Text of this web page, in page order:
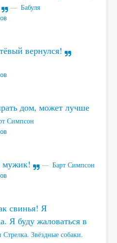
Бабуля
вернулся!
дом, может лучше
Симпсон
мужик! Барт Симпсон
свинья! Я
Я буду жаловаться в
Стрелка. Звёздные собаки.